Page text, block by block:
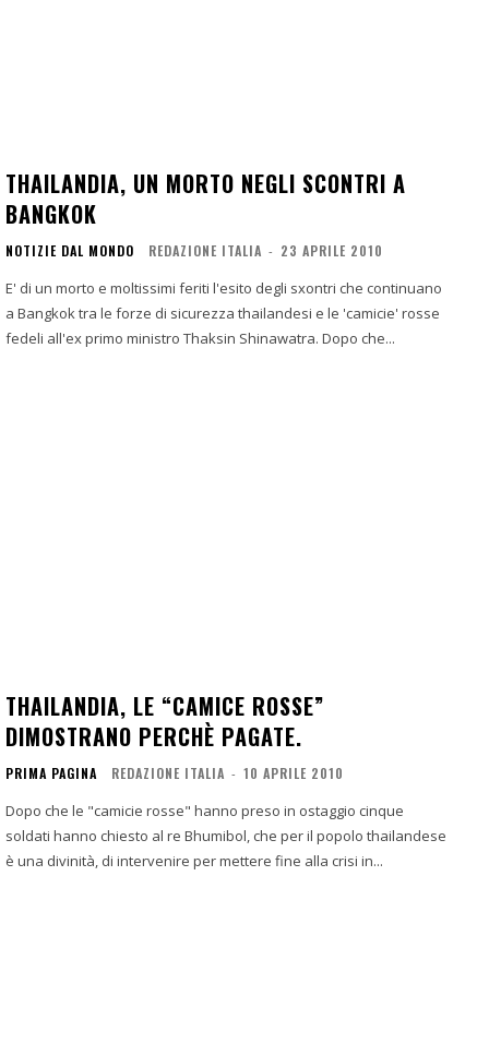
THAILANDIA, UN MORTO NEGLI SCONTRI A
BANGKOK
NOTIZIE DAL MONDO REDAZIONE ITALIA - 23 APRILE 2010
E' di un morto e moltissimi feriti l'esito degli sxontri che continuano
a Bangkok tra le forze di sicurezza thailandesi e le 'camicie' rosse
fedeli all'ex primo ministro Thaksin Shinawatra. Dopo che...
THAILANDIA, LE “CAMICE ROSSE”
DIMOSTRANO PERCHÈ PAGATE.
PRIMA PAGINA REDAZIONE ITALIA - 10 APRILE 2010
Dopo che le "camicie rosse" hanno preso in ostaggio cinque
soldati hanno chiesto al re Bhumibol, che per il popolo thailandese
è una divinità, di intervenire per mettere fine alla crisi in...